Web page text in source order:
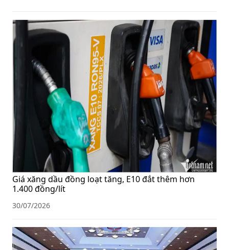
Giá xăng dầu đồng loạt tăng, E10 đắt thêm hơn
1.400 đồng/lít
30/07/2026